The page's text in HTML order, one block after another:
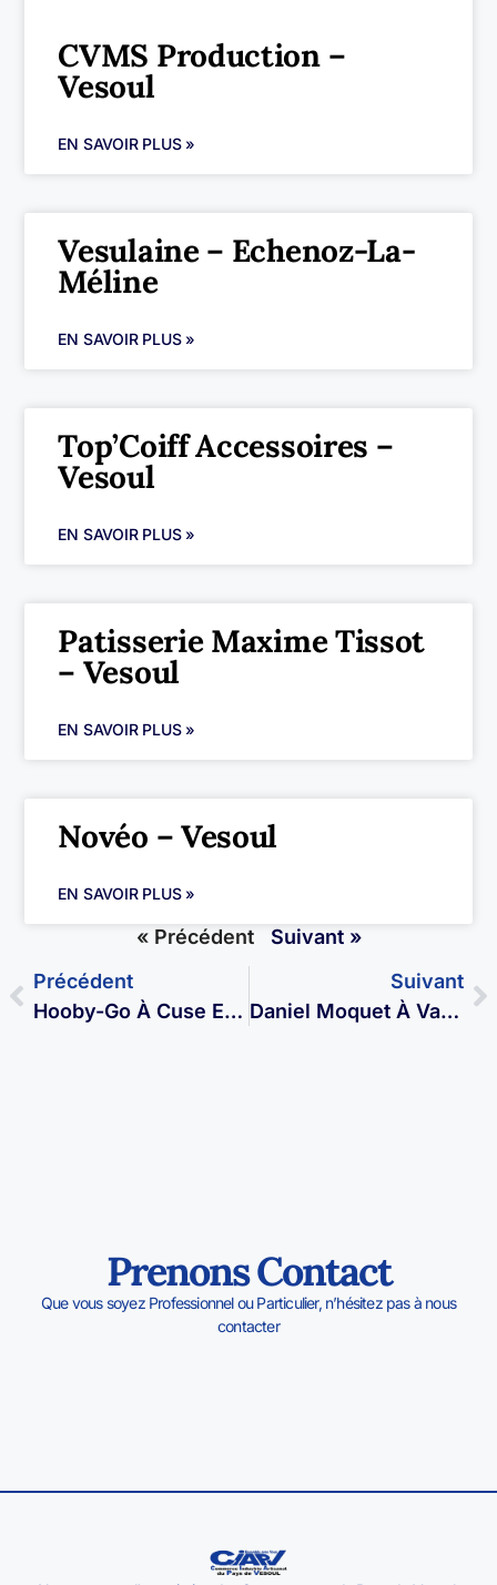
CVMS Production –
Vesoul
EN SAVOIR PLUS »
Vesulaine – Echenoz-La-
Méline
EN SAVOIR PLUS »
Top’Coiff Accessoires –
Vesoul
EN SAVOIR PLUS »
Patisserie Maxime Tissot
– Vesoul
EN SAVOIR PLUS »
Novéo – Vesoul
EN SAVOIR PLUS »
« Précédent
Suivant »
Précédent
Hooby-Go À Cuse Et Adrisans
Suivant
Daniel Moquet À Vaivre Et Montoille
Prenons Contact
Que vous soyez Professionnel ou Particulier, n’hésitez pas à nous
contacter